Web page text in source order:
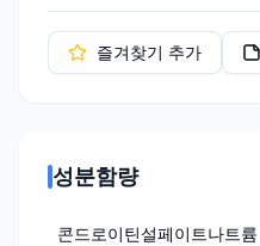
즐겨찾기 추가
성분함량
콘드로이틴설페이트나트륨